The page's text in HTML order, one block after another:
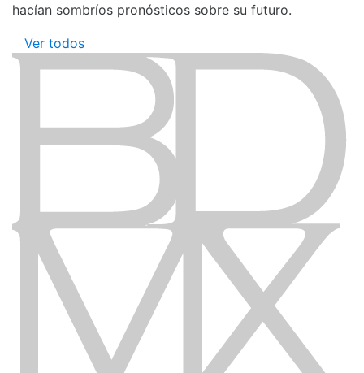
hacían sombríos pronósticos sobre su futuro.
Ver todos